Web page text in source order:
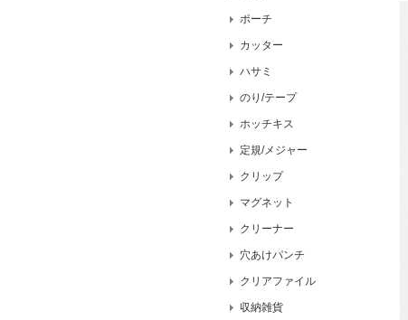
ポーチ
カッター
ハサミ
のり/テープ
ホッチキス
定規/メジャー
クリップ
マグネット
クリーナー
穴あけパンチ
クリアファイル
収納雑貨